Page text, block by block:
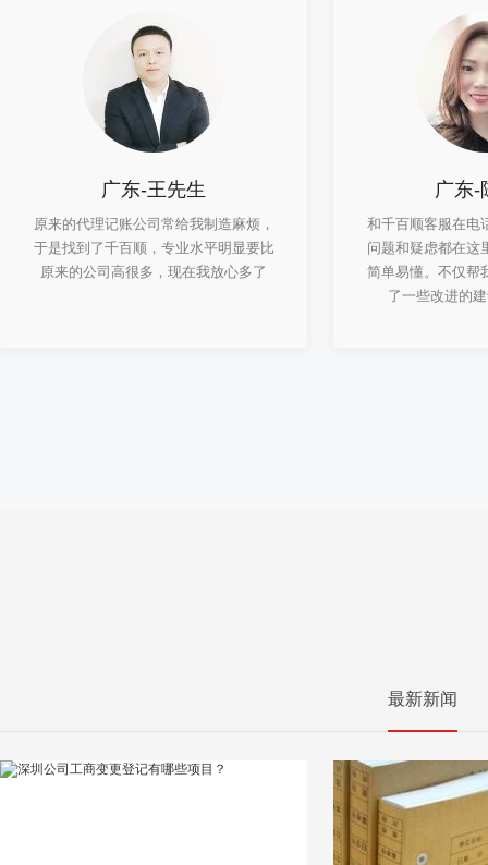
广东-王先生
原来的代理记账公司常给我制造麻烦，
于是找到了千百顺，专业水平明显要比
原来的公司高很多，现在我放心多了
广东-
和千百顺客服在电
问题和疑虑都在这
简单易懂。不仅帮
了一些改进的
最新新闻